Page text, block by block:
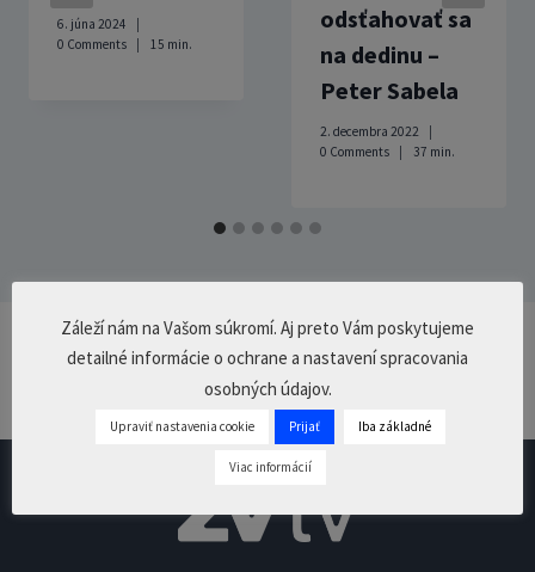
6. júna 2024
0 Comments
15 min.
odsťahovať sa
na dedinu –
Peter Sabela
2. decembra 2022
0 Comments
37 min.
Prepáčte, ale pred zanechaním komentára sa musíte
Záleží nám na Vašom súkromí. Aj preto Vám poskytujeme
detailné informácie o ochrane a nastavení spracovania
osobných údajov.
Upraviť nastavenia cookie Prijať Iba základné
Viac informácií